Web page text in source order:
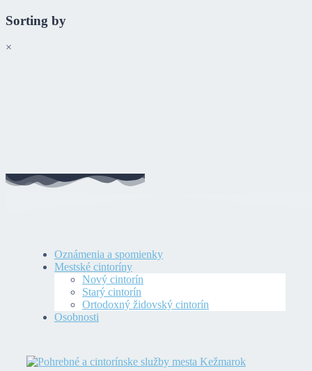
Sorting by
×
Oznámenia a spomienky
Mestské cintoríny
Nový cintorín
Starý cintorín
Ortodoxný židovský cintorín
Osobnosti